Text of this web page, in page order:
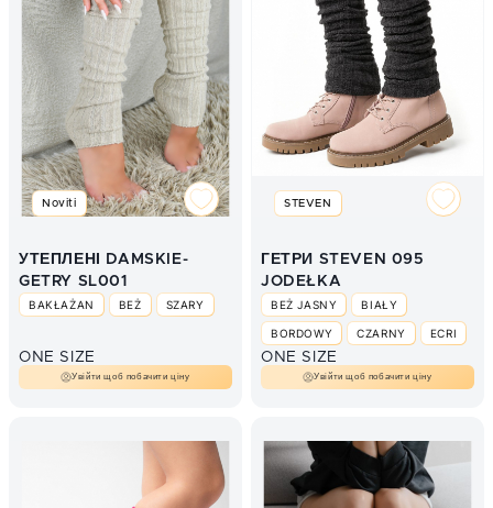
Noviti
УТЕПЛЕНІ DAMSKIE-
GETRY SL001
BAKŁAŻAN BEŻ SZARY
ONE SIZE
Увійти щоб побачити ціну
STEVEN
ГЕТРИ STEVEN 095
JODEŁKA
BEŻ JASNY BIAŁY
BORDOWY CZARNY ECRI
GRANAT
MELANGE - JASNY SZARY
ONE SIZE
Увійти щоб побачити ціну